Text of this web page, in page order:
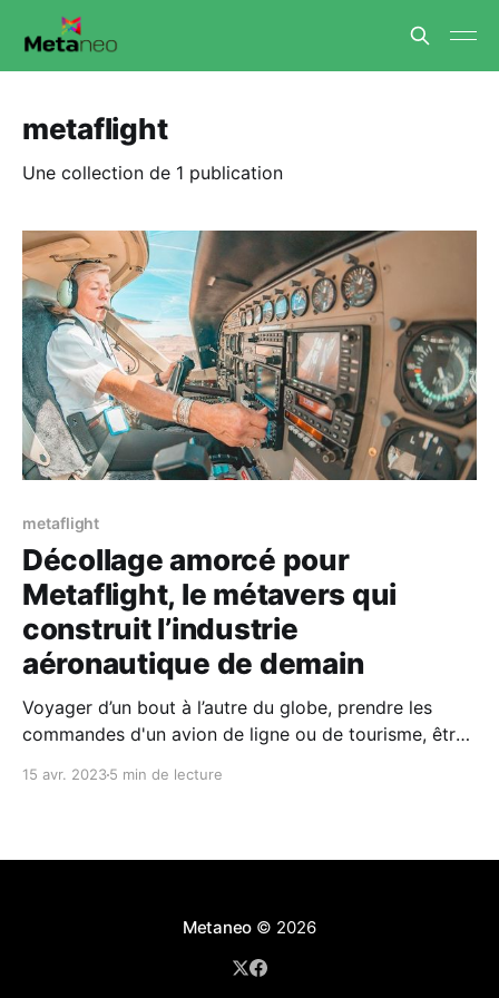
metaflight
Une collection de 1 publication
metaflight
Décollage amorcé pour
Metaflight, le métavers qui
construit l’industrie
aéronautique de demain
Voyager d’un bout à l’autre du globe, prendre les
commandes d'un avion de ligne ou de tourisme, être
15 avr. 20235 min de lecture
Metaneo © 2026